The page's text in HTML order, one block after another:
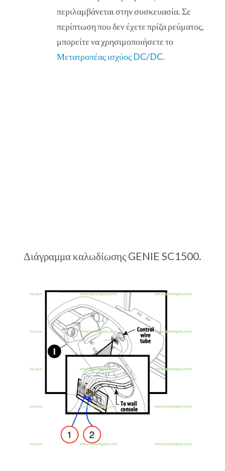
περιλαμβάνεται στην συσκευασία. Σε
περίπτωση που δεν έχετε πρίζα ρεύματος,
μπορείτε να χρησιμοποιήσετε το
Μετατροπέας ισχύος DC/DC.
Διάγραμμα καλωδίωσης GENIE SC1500.